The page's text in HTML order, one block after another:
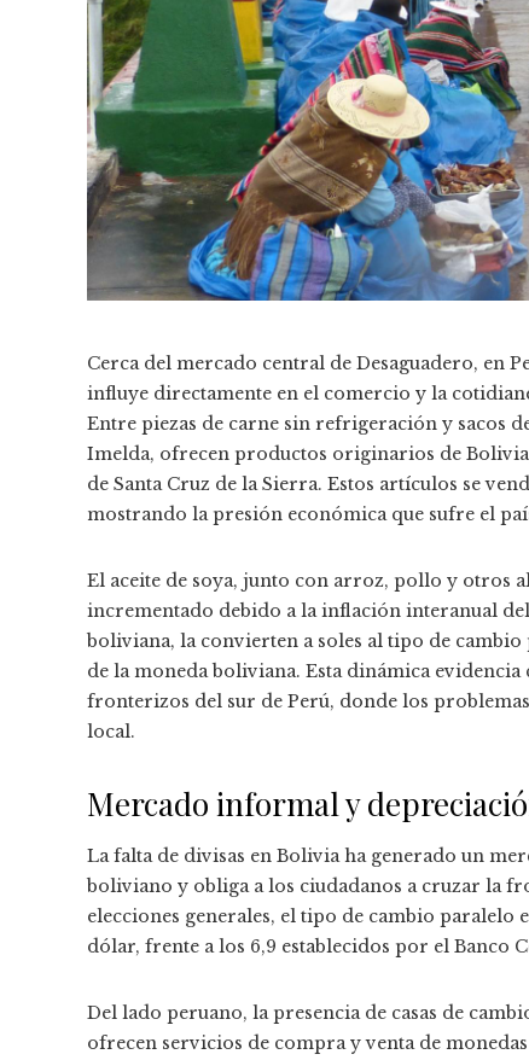
Cerca del mercado central de Desaguadero, en
influye directamente en el comercio y la
Entre piezas de carne sin refrigeración y sacos
Imelda, ofrecen productos originarios de
de Santa Cruz de la Sierra. Estos artículos se
mostrando la presión económica que sufre el
El aceite de soya, junto con arroz, pollo y otros
incrementado debido a la inflación interanual
boliviana, la convierten a soles al tipo de
de la moneda boliviana. Esta dinámica evidencia
fronterizos del sur de Perú, donde los
local.
Mercado informal y
La falta de divisas en Bolivia ha generado un
boliviano y obliga a los ciudadanos a cruzar la
elecciones generales, el tipo de cambio paralelo
dólar, frente a los 6,9 establecidos por el Banco
Del lado peruano, la presencia de casas de
ofrecen servicios de compra y venta de